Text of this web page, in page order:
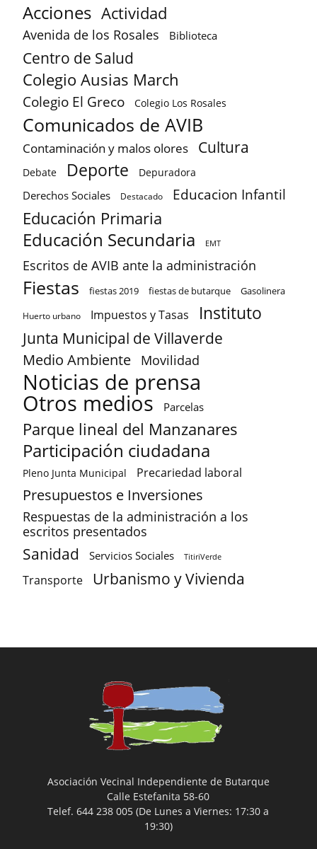
Acciones Actividad
Avenida de los Rosales Biblioteca
Centro de Salud
Colegio Ausias March
Colegio El Greco Colegio Los Rosales
Comunicados de AVIB
Contaminación y malos olores Cultura
Debate Deporte Depuradora
Derechos Sociales Destacado Educacion Infantil
Educación Primaria
Educación Secundaria EMT
Escritos de AVIB ante la administración
Fiestas fiestas 2019 fiestas de butarque Gasolinera
Huerto urbano Impuestos y Tasas Instituto
Junta Municipal de Villaverde
Medio Ambiente Movilidad
Noticias de prensa
Otros medios Parcelas
Parque lineal del Manzanares
Participación ciudadana
Pleno Junta Municipal Precariedad laboral
Presupuestos e Inversiones
Respuestas de la administración a los
escritos presentados
Sanidad Servicios Sociales TitiriVerde
Transporte Urbanismo y Vivienda
Asociación Vecinal Independiente de Butarque
Calle Estefanita 58-60
Telef. 644 238 005 (De Lunes a Viernes: 17:30 a
19:30)